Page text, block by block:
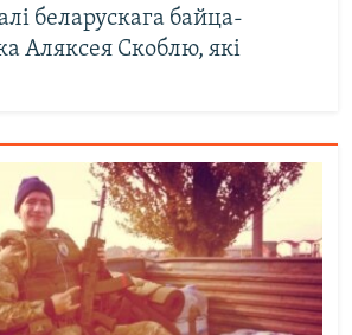
беларускага байца-
Аляксея Скоблю, які